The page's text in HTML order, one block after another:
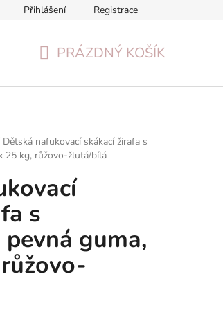
odstoupení od smlouvy Reklamační formulář
Přihlášení Registrace
PRÁZDNÝ KOŠÍK
Dětská nafukovací skákací žirafa s
25 kg, růžovo-žlutá/bílá
s
guma,